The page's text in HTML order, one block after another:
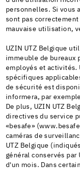
personnelles. Si vous
sont pas
mauvaise utilisation,
UZIN UTZ Belgique
immeuble de bureaux
employés et activités.
spécifiques
de sécurité est
informera, par
De plus, UZIN UTZ
directives du service
«besafe»
caméras de
UTZ Belgique
général conservés par
d'un mois. Dans